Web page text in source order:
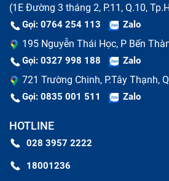
(1E Đường 3 tháng 2, P.11, Q.10,
Gọi: 0764 254 113 Zalo
195 Nguyễn Thái Học, P Bến
Gọi: 0327 998 188 Zalo
721 Trường Chinh, P.Tây Thạnh,
Gọi: 0835 001 511 Zalo
HOTLINE
028 3957 2222
18001236